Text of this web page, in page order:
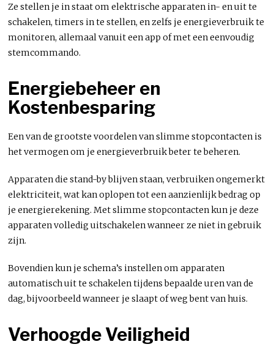
Ze stellen je in staat om elektrische apparaten in- en uit te
schakelen, timers in te stellen, en zelfs je energieverbruik te
monitoren, allemaal vanuit een app of met een eenvoudig
stemcommando.
Energiebeheer en
Kostenbesparing
Een van de grootste voordelen van slimme stopcontacten is
het vermogen om je energieverbruik beter te beheren.
Apparaten die stand-by blijven staan, verbruiken ongemerkt
elektriciteit, wat kan oplopen tot een aanzienlijk bedrag op
je energierekening. Met slimme stopcontacten kun je deze
apparaten volledig uitschakelen wanneer ze niet in gebruik
zijn.
Bovendien kun je schema’s instellen om apparaten
automatisch uit te schakelen tijdens bepaalde uren van de
dag, bijvoorbeeld wanneer je slaapt of weg bent van huis.
Verhoogde Veiligheid